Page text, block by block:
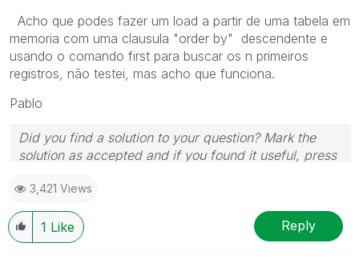
Acho que podes fazer um load a partir de uma tabela em
memoria com uma clausula "order by" descendente e
usando o comando first para buscar os n primeiros
registros, não testei, mas acho que funciona.
Pablo
Did you find a solution to your question? Mark the
solution as accepted and if you found it useful, press
3,421 Views
1 Like Reply